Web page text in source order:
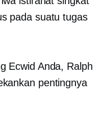
pada suatu tugas
Ecwid Anda, Ralph
pentingnya